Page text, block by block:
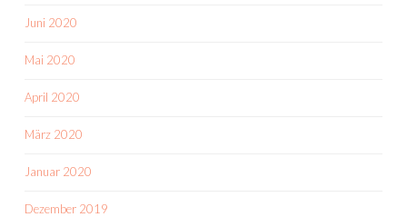
Juni 2020
Mai 2020
April 2020
März 2020
Januar 2020
Dezember 2019